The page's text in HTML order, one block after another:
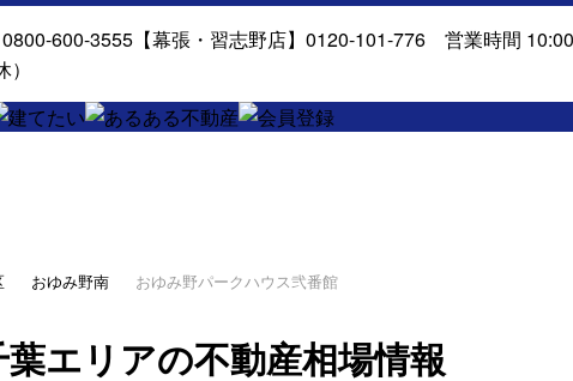
おゆみ野南 おゆみ野パークハウス弐番館